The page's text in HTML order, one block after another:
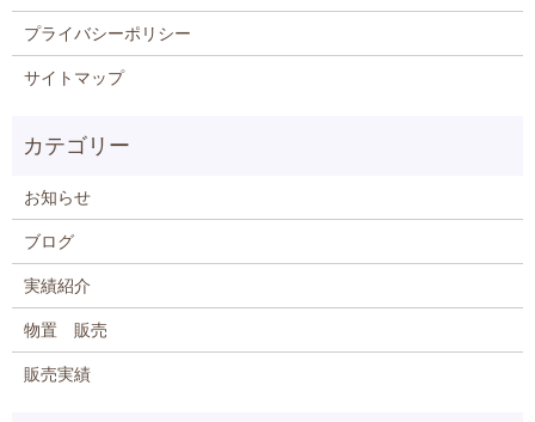
プライバシーポリシー
サイトマップ
お知らせ
ブログ
実績紹介
物置 販売
販売実績